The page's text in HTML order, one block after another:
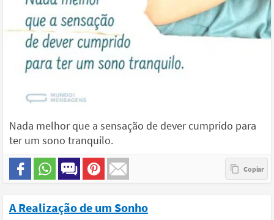
Nada melhor que a sensação de dever cumprido para
ter um sono tranquilo.
A Realização de um Sonho